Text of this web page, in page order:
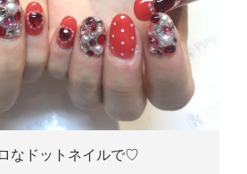
なドットネイルで♡